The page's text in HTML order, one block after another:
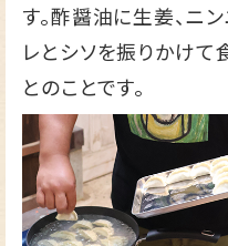
す。酢醤油に生姜、ニ
レとシソを振りかけ
とのことです。